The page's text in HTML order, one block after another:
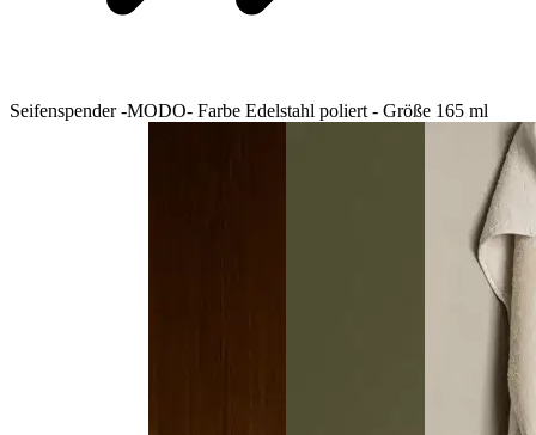
Seifenspender -MODO- Farbe Edelstahl poliert - Größe 165 ml